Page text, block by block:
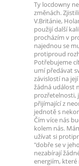
Ty locdowny
změnách.
V.Británie,
použijí další
procházím v
najednou se
protiproud
Potřebujeme
umí předávat
závislostí na
žádná událost
prozřetelnosti,
přijímající z
jednotě s
Čím více nás
kolem nás.
užívat si
"dobře se v
nezabírají
energiím,